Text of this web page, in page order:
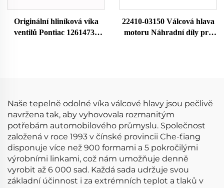
Originální hliníková víka
ventilů Pontiac 12614738
22410-03150 Válcová hlava
motoru Náhradní díly pro
Naše tepelně odolné víka válcové hlavy jsou pečlivě
navržena tak, aby vyhovovala rozmanitým
potřebám automobilového průmyslu. Společnost
založená v roce 1993 v čínské provincii Che-ťiang
disponuje více než 900 formami a 5 pokročilými
výrobními linkami, což nám umožňuje denně
vyrobit až 6 000 sad. Každá sada udržuje svou
základní účinnost i za extrémních teplot a tlaků v